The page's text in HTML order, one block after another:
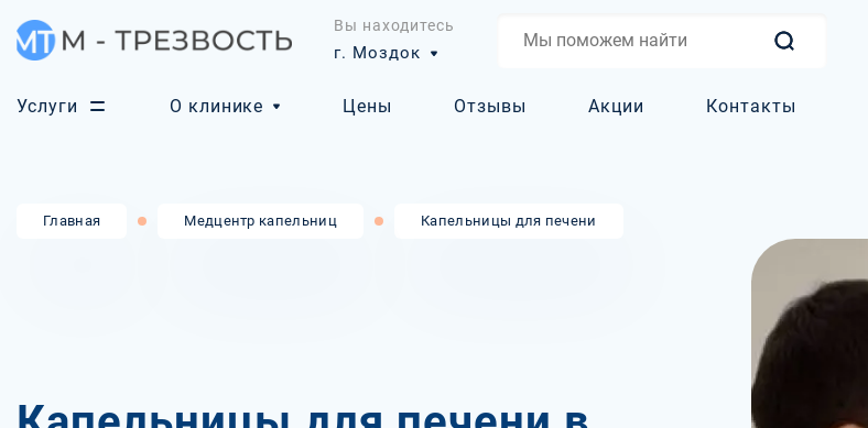
Вы находитесь
г. Моздок
Услуги О клинике Цены Отзывы Акции Контакты
Главная Медцентр капельниц Капельницы для печени